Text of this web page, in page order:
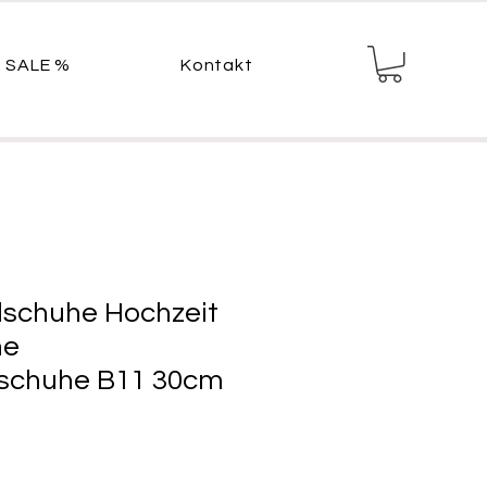
SALE % Kontakt
Hochzeit
B11 30cm